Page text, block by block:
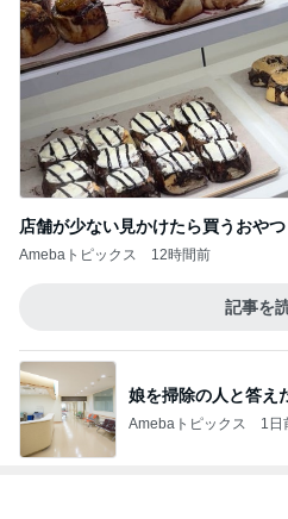
店舗が少ない見かけたら買うおやつ
Amebaトピックス 12時間前
記事を
娘を掃除の人と答え
Amebaトピックス 1日